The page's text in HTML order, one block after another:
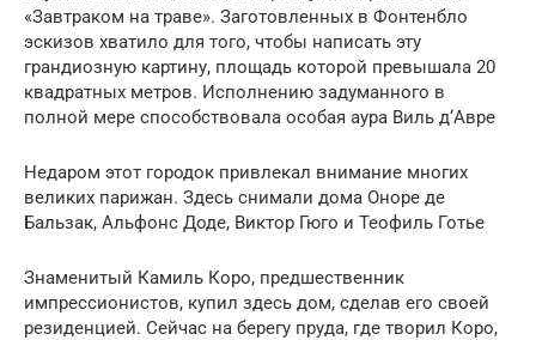
«Завтраком на траве». Заготовленных в Фонтенбло
эскизов хватило для того, чтобы написать эту
грандиозную картину, площадь которой превышала 20
квадратных метров. Исполнению задуманного в
полной мере способствовала особая аура Виль д‘Авре
Недаром этот городок привлекал внимание многих
великих парижан. Здесь снимали дома Оноре де
Бальзак, Альфонс Доде, Виктор Гюго и Теофиль Готье
Знаменитый Камиль Коро, предшественник
импрессионистов, купил здесь дом, сделав его своей
резиденцией. Сейчас на берегу пруда, где творил Коро,